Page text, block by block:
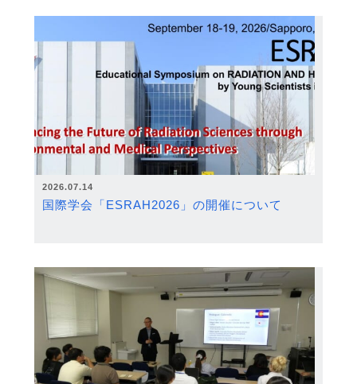
2026.07.14
国際学会「ESRAH2026」の開催について